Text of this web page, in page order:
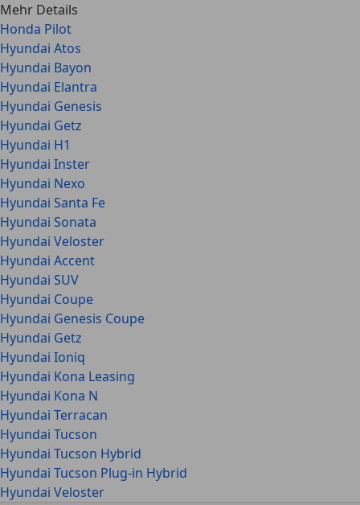
Mehr Details
Honda Pilot
Hyundai Atos
Hyundai Bayon
Hyundai Elantra
Hyundai Genesis
Hyundai Getz
Hyundai H1
Hyundai Inster
Hyundai Nexo
Hyundai Santa Fe
Hyundai Sonata
Hyundai Veloster
Hyundai Accent
Hyundai SUV
Hyundai Coupe
Hyundai Genesis Coupe
Hyundai Getz
Hyundai Ioniq
Hyundai Kona Leasing
Hyundai Kona N
Hyundai Terracan
Hyundai Tucson
Hyundai Tucson Hybrid
Hyundai Tucson Plug-in Hybrid
Hyundai Veloster